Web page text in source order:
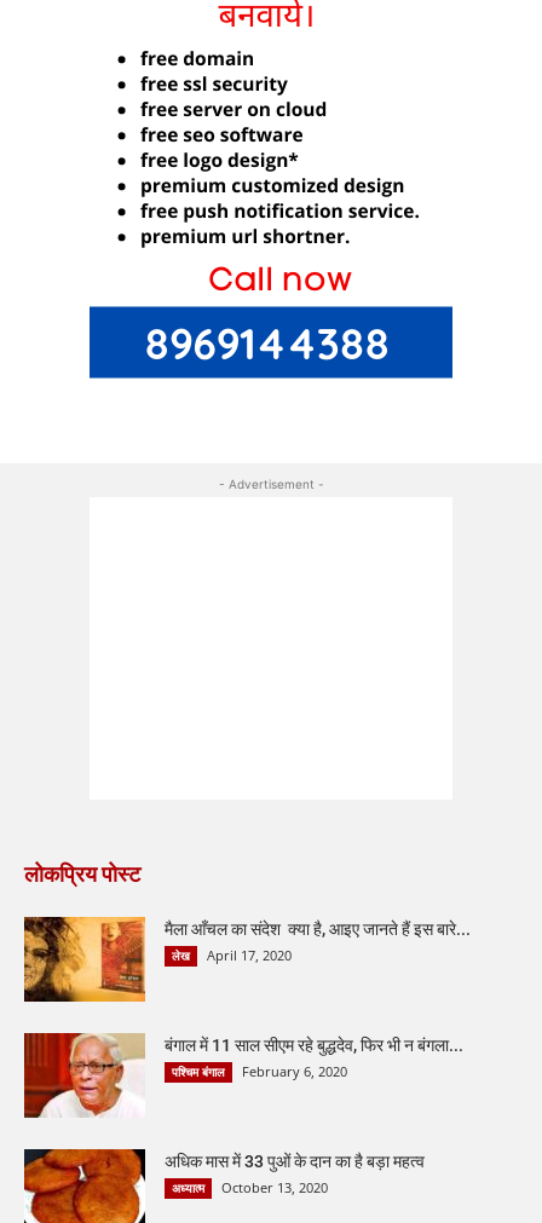
- Advertisement -
लोकप्रिय पोस्ट
मैला आँचल का संदेश क्या है, आइए जानते हैं इस बारे...
लेख April 17, 2020
बंगाल में 11 साल सीएम रहे बुद्धदेव, फिर भी न बंगला...
पश्चिम बंगाल February 6, 2020
अधिक मास में 33 पुओं के दान का है बड़ा महत्व
अध्यात्म October 13, 2020